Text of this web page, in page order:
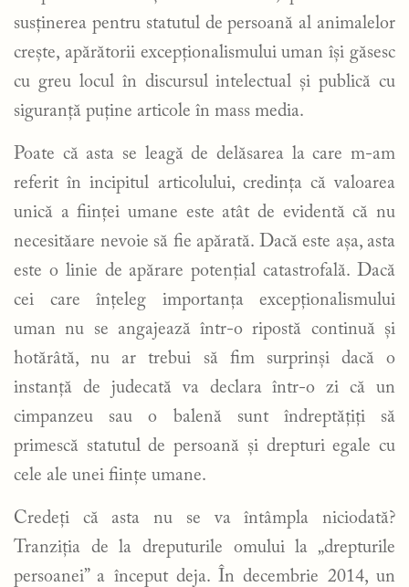
susținerea pentru statutul de persoană al animalelor
crește, apărătorii excepționalismului uman își găsesc
cu greu locul în discursul intelectual și publică cu
siguranță puține articole în mass media.
Poate că asta se leagă de delăsarea la care m-am
referit în incipitul articolului, credința că valoarea
unică a ființei umane este atât de evidentă că nu
necesităare nevoie să fie apărată. Dacă este așa, asta
este o linie de apărare potențial catastrofală. Dacă
cei care înțeleg importanța excepționalismului
uman nu se angajează într-o ripostă continuă și
hotărâtă, nu ar trebui să fim surprinși dacă o
instanță de judecată va declara într-o zi că un
cimpanzeu sau o balenă sunt îndreptățiți să
primescă statutul de persoană și drepturi egale cu
cele ale unei ființe umane.
Credeți că asta nu se va întâmpla niciodată?
Tranziția de la dreputurile omului la „drepturile
persoanei” a început deja. În decembrie 2014, un